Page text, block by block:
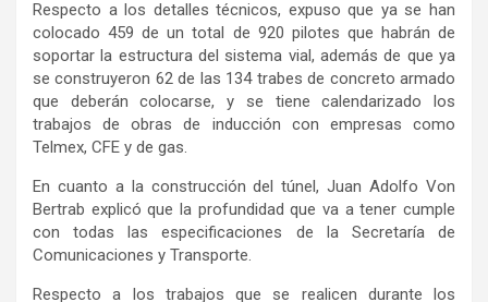
Respecto a los detalles técnicos, expuso que ya se han
colocado 459 de un total de 920 pilotes que habrán de
soportar la estructura del sistema vial, además de que ya
se construyeron 62 de las 134 trabes de concreto armado
que deberán colocarse, y se tiene calendarizado los
trabajos de obras de inducción con empresas como
Telmex, CFE y de gas.
En cuanto a la construcción del túnel, Juan Adolfo Von
Bertrab explicó que la profundidad que va a tener cumple
con todas las especificaciones de la Secretaría de
Comunicaciones y Transporte.
Respecto a los trabajos que se realicen durante los